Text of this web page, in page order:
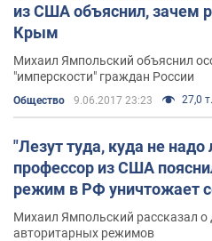
из США объяснил, зачем
Крым
Михаил Ямпольский объяснил
"имперскости" граждан России
Общество 9.06.2017 23:23 27,0 т.
"Лезут туда, куда не надо
профессор из США
режим в РФ уничтожает
Михаил Ямпольский рассказал о
авторитарных режимов